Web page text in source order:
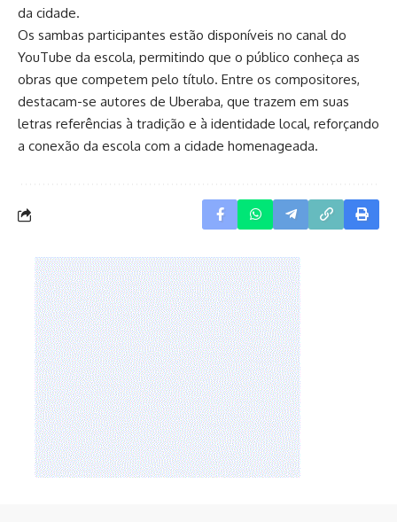
da cidade.
Os sambas participantes estão disponíveis no canal do
YouTube da escola, permitindo que o público conheça as
obras que competem pelo título. Entre os compositores,
destacam-se autores de Uberaba, que trazem em suas
letras referências à tradição e à identidade local, reforçando
a conexão da escola com a cidade homenageada.